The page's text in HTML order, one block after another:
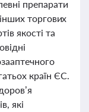
препарати
торгових
якості та
країн ЄС.
які